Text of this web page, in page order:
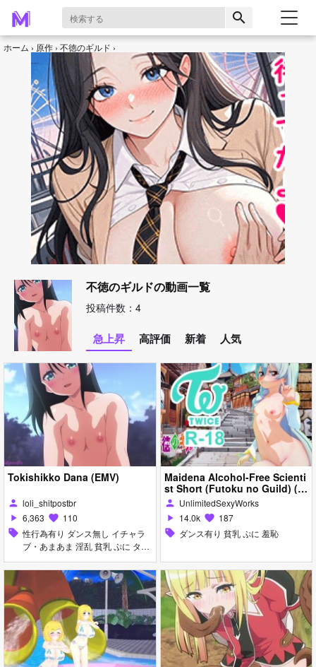
search
ホーム 原作 不徳のギルド
不徳のギルドの動画一覧
投稿件数：4
急上昇 高評価 新着 人気
Tokishikko Dana (EMV)
person loli_shitpostbr
play_arrow 6,363 favorite 110
sell 性行為有り ダンス無し イチャラ
ブ・あまあま 淫乱 貧乳 ぷに タイ
ツ・ストッキング 羞恥 女性上位
Maidena Alcohol-Free Scienti
st Short (Futoku no Guild) (T
wice) [Koikatsu] メイデナ 不徳
のギルド
person UnlimitedSexyWorks
play_arrow 14.0k favorite 187
sell ダンス有り 貧乳 ぷに 羞恥